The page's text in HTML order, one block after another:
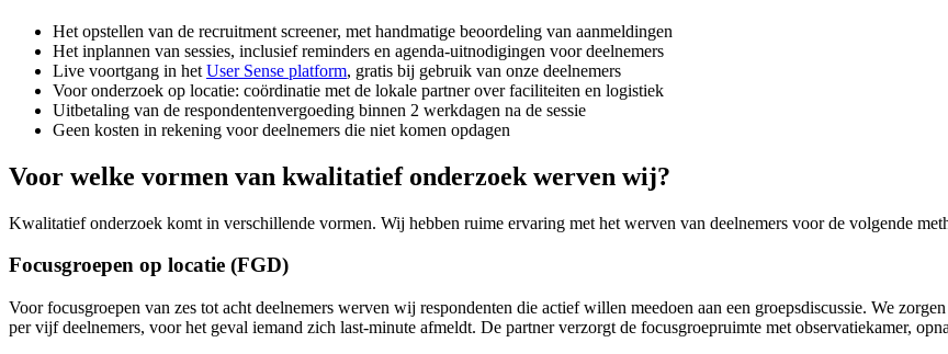
Het opstellen van de recruitment screener, met handmatige beoordeling van aanmeldingen
Het inplannen van sessies, inclusief reminders en agenda-uitnodigingen voor deelnemers
Live voortgang in het User Sense platform, gratis bij gebruik van onze deelnemers
Voor onderzoek op locatie: coördinatie met de lokale partner over faciliteiten en logistiek
Uitbetaling van de respondentenvergoeding binnen 2 werkdagen na de sessie
Geen kosten in rekening voor deelnemers die niet komen opdagen
Voor welke vormen van kwalitatief onderzoek werven wij?
Kwalitatief onderzoek komt in verschillende vormen. Wij hebben ruime ervaring met het werven van deelnemers voor de volgende
Focusgroepen op locatie (FGD)
Voor focusgroepen van zes tot acht deelnemers werven wij respondenten die actief willen meedoen aan een groepsdiscussie. We
per vijf deelnemers, voor het geval iemand zich last-minute afmeldt. De partner verzorgt de focusgroepruimte met observatiekamer,